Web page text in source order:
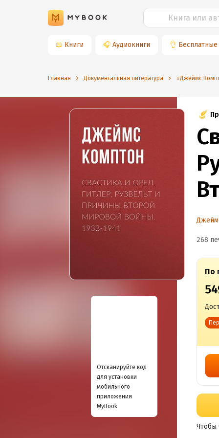
📖 Книги 🎧 Аудиокниги 👌 Бесплатные
Главная Документальная литература ⭐️Джеймс
Отсканируйте код
для установки
мобильного
приложения
MyBook
268
По
Чтобы